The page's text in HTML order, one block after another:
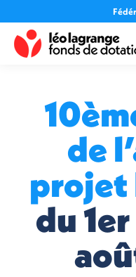
de
projet
du